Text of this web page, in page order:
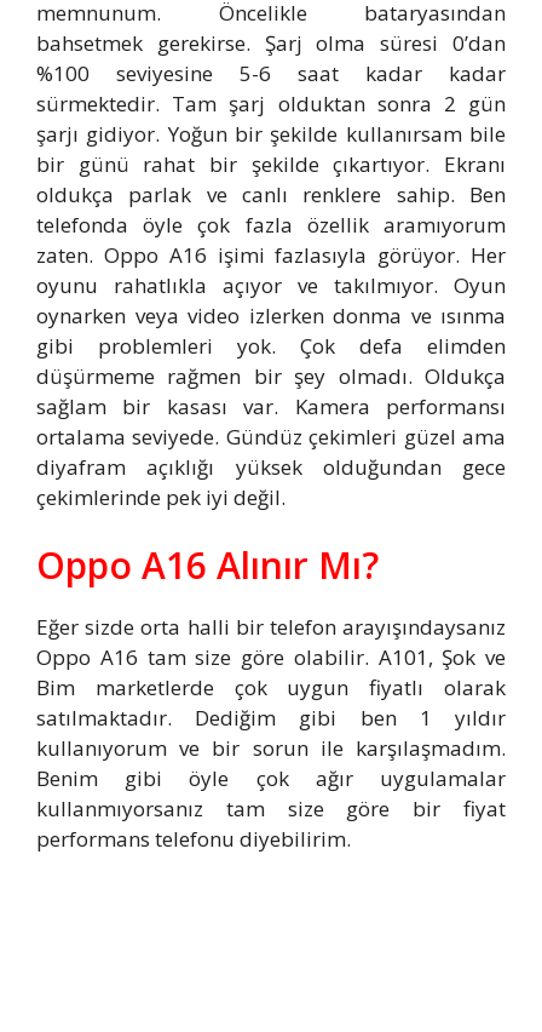
memnunum. Öncelikle bataryasından
bahsetmek gerekirse. Şarj olma süresi 0’dan
%100 seviyesine 5-6 saat kadar kadar
sürmektedir. Tam şarj olduktan sonra 2 gün
şarjı gidiyor. Yoğun bir şekilde kullanırsam bile
bir günü rahat bir şekilde çıkartıyor. Ekranı
oldukça parlak ve canlı renklere sahip. Ben
telefonda öyle çok fazla özellik aramıyorum
zaten. Oppo A16 işimi fazlasıyla görüyor. Her
oyunu rahatlıkla açıyor ve takılmıyor. Oyun
oynarken veya video izlerken donma ve ısınma
gibi problemleri yok. Çok defa elimden
düşürmeme rağmen bir şey olmadı. Oldukça
sağlam bir kasası var. Kamera performansı
ortalama seviyede. Gündüz çekimleri güzel ama
diyafram açıklığı yüksek olduğundan gece
çekimlerinde pek iyi değil.
Oppo A16 Alınır Mı?
Eğer sizde orta halli bir telefon arayışındaysanız
Oppo A16 tam size göre olabilir. A101, Şok ve
Bim marketlerde çok uygun fiyatlı olarak
satılmaktadır. Dediğim gibi ben 1 yıldır
kullanıyorum ve bir sorun ile karşılaşmadım.
Benim gibi öyle çok ağır uygulamalar
kullanmıyorsanız tam size göre bir fiyat
performans telefonu diyebilirim.